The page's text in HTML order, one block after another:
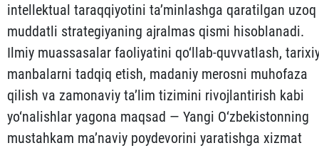
intellektual taraqqiyotini ta’minlashga qaratilgan uzoq
muddatli strategiyaning ajralmas qismi hisoblanadi.
Ilmiy muassasalar faoliyatini qo‘llab-quvvatlash,
manbalarni tadqiq etish, madaniy merosni muhofaza
qilish va zamonaviy ta’lim tizimini rivojlantirish kabi
yo‘nalishlar yagona maqsad — Yangi O‘zbekistonning
mustahkam ma’naviy poydevorini yaratishga xizmat